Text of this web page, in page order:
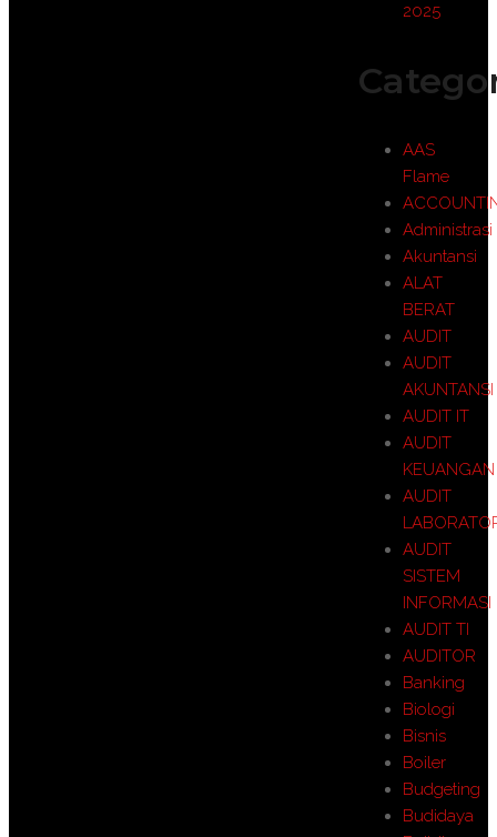
2025
AAS
Flame
Administrasi
Akuntansi
ALAT
BERAT
AUDIT
AUDIT
AKUNTANSI
AUDIT IT
AUDIT
KEUANGAN
AUDIT
AUDIT
SISTEM
INFORMASI
AUDIT TI
AUDITOR
Banking
Biologi
Bisnis
Boiler
Budgeting
Budidaya